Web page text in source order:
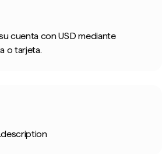
cuenta con USD mediante
o tarjeta.